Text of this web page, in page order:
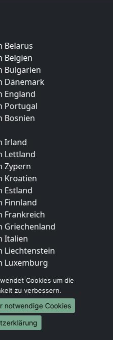
Belarus
Belgien
Bulgarien
Dänemark
England
Portugal
Bosnien
Irland
Lettland
Zypern
Kroatien
Estland
Finnland
Frankreich
Griechenland
Italien
Liechtenstein
Luxemburg
Norwegen
Berlin
Cookies um die
zu verbessern.
notwendige Cookies